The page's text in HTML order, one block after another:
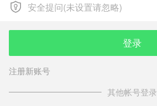
 安全提问(未设置请忽略)
安全提问(未设置请忽略)
登录
注册新账号
其他帐号登录